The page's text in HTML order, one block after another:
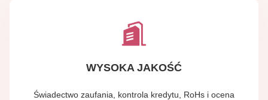
WYSOKA JAKOŚĆ
Świadectwo zaufania, kontrola kredytu, RoHs i ocena